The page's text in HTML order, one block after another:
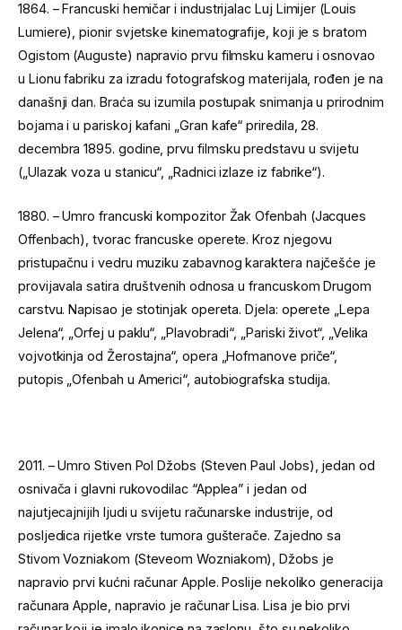
1864. – Francuski hemičar i industrijalac Luj Limijer (Louis
Lumiere), pionir svjetske kinematografije, koji je s bratom
Ogistom (Auguste) napravio prvu filmsku kameru i osnovao
u Lionu fabriku za izradu fotografskog materijala, rođen je na
današnji dan. Braća su izumila postupak snimanja u prirodnim
bojama i u pariskoj kafani „Gran kafe“ priredila, 28.
decembra 1895. godine, prvu filmsku predstavu u svijetu
(„Ulazak voza u stanicu“, „Radnici izlaze iz fabrike“).
1880. – Umro francuski kompozitor Žak Ofenbah (Jacques
Offenbach), tvorac francuske operete. Kroz njegovu
pristupačnu i vedru muziku zabavnog karaktera najčešće je
provijavala satira društvenih odnosa u francuskom Drugom
carstvu. Napisao je stotinjak opereta. Djela: operete „Lepa
Jelena“, „Orfej u paklu“, „Plavobradi“, „Pariski život“, „Velika
vojvotkinja od Žerostajna“, opera „Hofmanove priče“,
putopis „Ofenbah u Americi“, autobiografska studija.
2011. – Umro Stiven Pol Džobs (Steven Paul Jobs), jedan od
osnivača i glavni rukovodilac “Applea” i jedan od
najutjecajnijih ljudi u svijetu računarske industrije, od
posljedica rijetke vrste tumora gušterače. Zajedno sa
Stivom Vozniakom (Steveom Wozniakom), Džobs je
napravio prvi kućni računar Apple. Poslije nekoliko generacija
računara Apple, napravio je računar Lisa. Lisa je bio prvi